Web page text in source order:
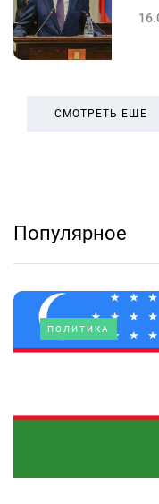
СМОТРЕТЬ ЕЩЕ
Популярное
ПОЛИТИКА